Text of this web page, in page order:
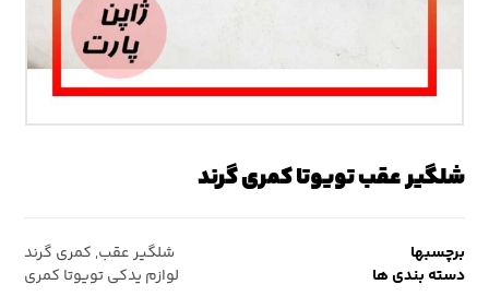
شلگیر عقب تویوتا کمری گرند
برچسبها شلگیر عقب, کمری گرند
دسته بندی ها
لوازم یدکی تویوتا کمری